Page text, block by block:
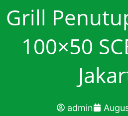
Grill
100×50
admin